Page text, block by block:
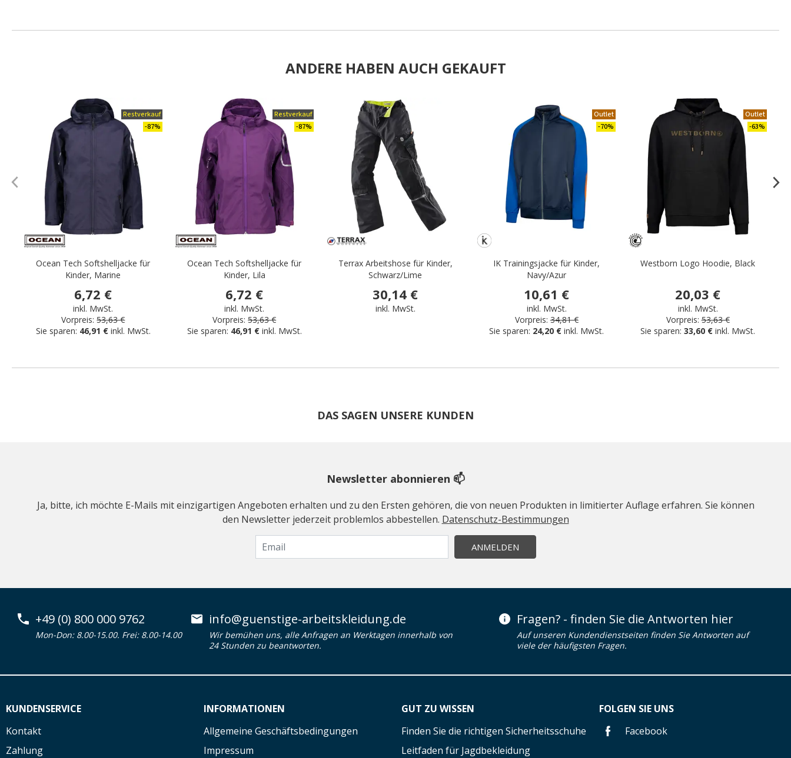
ANDERE HABEN AUCH GEKAUFT
Restverkauf
-87%
Ocean Tech Softshelljacke für
Kinder, Marine
6,72 €
inkl. MwSt.
Vorpreis: 53,63 €
Sie sparen: 46,91 € inkl. MwSt.
Restverkauf
-87%
Ocean Tech Softshelljacke für
Kinder, Lila
6,72 €
inkl. MwSt.
Vorpreis: 53,63 €
Sie sparen: 46,91 € inkl. MwSt.
Terrax Arbeitshose für Kinder,
Schwarz/Lime
30,14 €
inkl. MwSt.
Outlet
-70%
IK Trainingsjacke für Kinder,
Navy/Azur
10,61 €
inkl. MwSt.
Vorpreis: 34,81 €
Sie sparen: 24,20 € inkl. MwSt.
Outlet
-63%
Westborn Logo Hoodie, Black
20,03 €
inkl. MwSt.
Vorpreis: 53,63 €
Sie sparen:33,60 € inkl. MwSt.
DAS SAGEN UNSERE KUNDEN
Newsletter abonnieren 📫
Ja, bitte, ich möchte E-Mails mit einzigartigen Angeboten erhalten und zu den Ersten gehören, die von neuen Produkten in limitierter Auflage erfahren. Sie können
den Newsletter jederzeit problemlos abbestellen. Datenschutz-Bestimmungen
ANMELDEN
+49 (0) 800 000 9762
Mon-Don: 8.00-15.00. Frei: 8.00-14.00
info@guenstige-arbeitskleidung.de
Wir bemühen uns, alle Anfragen an Werktagen innerhalb von
24 Stunden zu beantworten.
Fragen? - finden Sie die Antworten hier
Auf unseren Kundendienstseiten finden Sie Antworten auf
viele der häufigsten Fragen.
KUNDENSERVICE
Kontakt
Zahlung
INFORMATIONEN
Allgemeine Geschäftsbedingungen
Impressum
GUT ZU WISSEN
Finden Sie die richtigen Sicherheitsschuhe
Leitfaden für Jagdbekleidung
FOLGEN SIE UNS
Facebook